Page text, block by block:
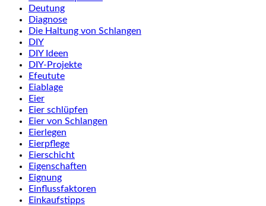
Deutung
Diagnose
Die Haltung von Schlangen
DIY
DIY Ideen
DIY-Projekte
Efeutute
Eiablage
Eier
Eier schlüpfen
Eier von Schlangen
Eierlegen
Eierpflege
Eierschicht
Eigenschaften
Eignung
Einflussfaktoren
Einkaufstipps